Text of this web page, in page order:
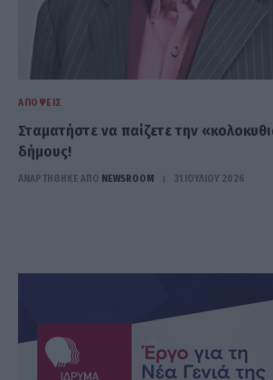
ΑΠΌΨΕΙΣ
Σταματήστε να παίζετε την
δήμους!
ΑΝΑΡΤΗΘΗΚΕ ΑΠΟ NEWSROOM 31 ΙΟΥΛΊΟΥ 2026